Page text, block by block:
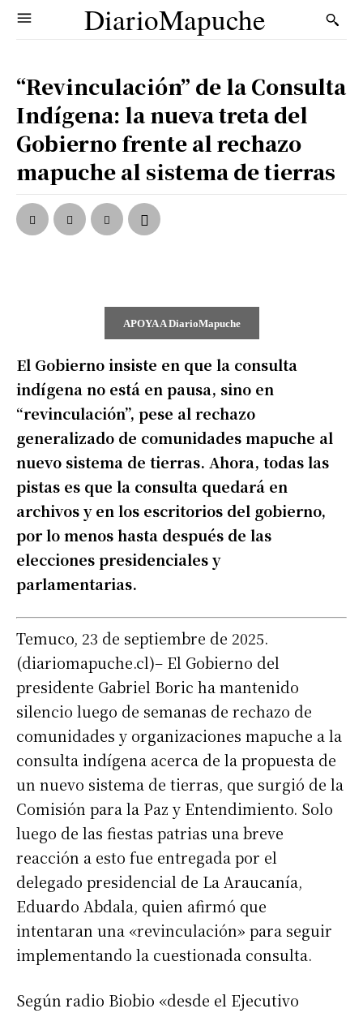
DiarioMapuche
“Revinculación” de la Consulta
Indígena: la nueva treta del
Gobierno frente al rechazo
mapuche al sistema de tierras
APOYA A DiarioMapuche
El Gobierno insiste en que la consulta
indígena no está en pausa, sino en
“revinculación”, pese al rechazo
generalizado de comunidades mapuche al
nuevo sistema de tierras. Ahora, todas las
pistas es que la consulta quedará en
archivos y en los escritorios del gobierno,
por lo menos hasta después de las
elecciones presidenciales y
parlamentarias.
Temuco, 23 de septiembre de 2025.
(diariomapuche.cl)– El Gobierno del
presidente Gabriel Boric ha mantenido
silencio luego de semanas de rechazo de
comunidades y organizaciones mapuche a la
consulta indígena acerca de la propuesta de
un nuevo sistema de tierras, que surgió de la
Comisión para la Paz y Entendimiento. Solo
luego de las fiestas patrias una breve
reacción a esto fue entregada por el
delegado presidencial de La Araucanía,
Eduardo Abdala, quien afirmó que
intentaran una «revinculación» para seguir
implementando la cuestionada consulta.
Según radio Biobio «desde el Ejecutivo